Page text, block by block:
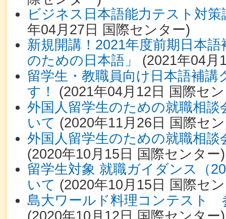
ビジネス日本語能力テスト対
年04月27日 国際センター)
新規開講！2021年度前期日本
のための日本語」
(2021年04月
留学生・教職員向け日本語補
す！
(2021年04月12日 国際セ
外国人留学生のための就職相談
いて (2020年11月26日 国際セ
外国人留学生のための就職相
(2020年10月15日 国際センター)
留学生対象 就職ガイダンス（
いて (2020年10月15日 国際セ
島大ワールド料理コンテスト
(2020年10月12日 国際センター)